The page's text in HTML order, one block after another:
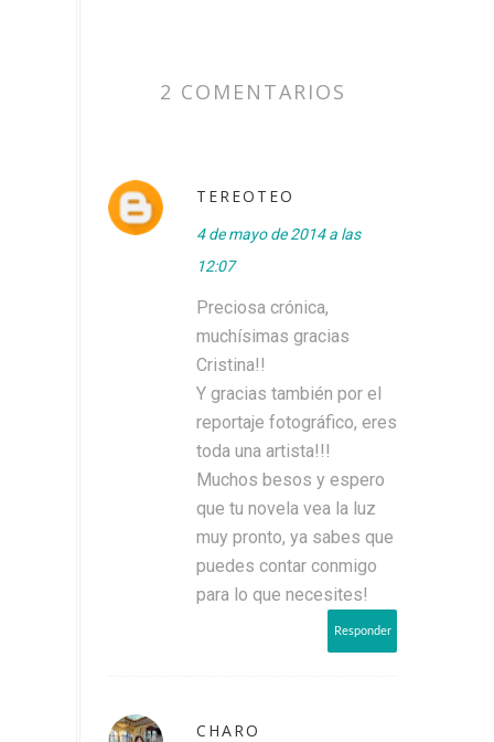
2 COMENTARIOS
TEREOTEO
4 de mayo de 2014 a las
12:07
Preciosa crónica,
muchísimas gracias
Cristina!!
Y gracias también por el
reportaje fotográfico, eres
toda una artista!!!
Muchos besos y espero
que tu novela vea la luz
muy pronto, ya sabes que
puedes contar conmigo
para lo que necesites!
Responder
CHARO